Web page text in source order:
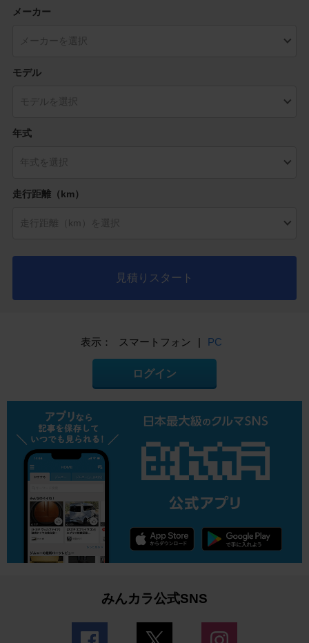
メーカー
モデル
年式
走行距離（km）
見積りスタート
表示： スマートフォン | PC
ログイン
みんカラ公式SNS